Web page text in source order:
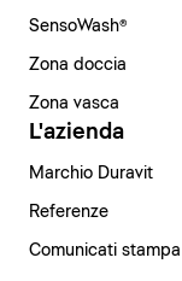
SensoWash®
Zona doccia
Zona vasca
L'azienda
Marchio Duravit
Referenze
Comunicati stampa